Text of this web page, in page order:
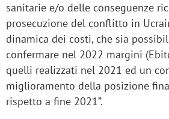
sanitarie e/o delle conseguenze
prosecuzione del conflitto in
dinamica dei costi, che sia
confermare nel 2022 margini
quelli realizzati nel 2021 ed un
miglioramento della posizione
rispetto a fine 2021”.